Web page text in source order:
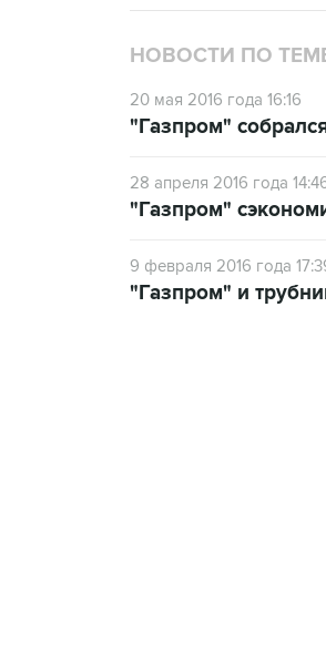
НОВОСТИ ПО
20 мая 2016 года 16:16
"Газпром"
28 апреля 2016 года
"Газпром"
9 февраля 2016 года
"Газпром" и